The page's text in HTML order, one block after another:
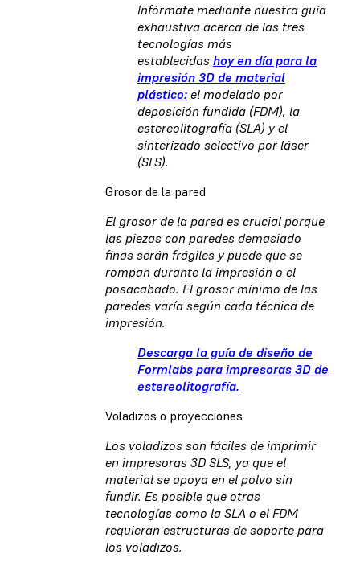
Infórmate mediante nuestra guía
exhaustiva acerca de las tres
tecnologías más
establecidas hoy en día para la
impresión 3D de material
plástico: el modelado por
deposición fundida (FDM), la
estereolitografía (SLA) y el
sinterizado selectivo por láser
(SLS).
Grosor de la pared
El grosor de la pared es crucial porque
las piezas con paredes demasiado
finas serán frágiles y puede que se
rompan durante la impresión o el
posacabado. El grosor mínimo de las
paredes varía según cada técnica de
impresión.
Descarga la guía de diseño de
Formlabs para impresoras 3D de
estereolitografía.
Voladizos o proyecciones
Los voladizos son fáciles de imprimir
en impresoras 3D SLS, ya que el
material se apoya en el polvo sin
fundir. Es posible que otras
tecnologías como la SLA o el FDM
requieran estructuras de soporte para
los voladizos.